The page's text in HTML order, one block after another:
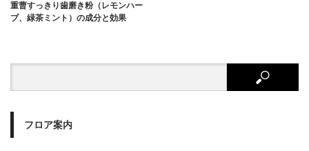
重曹すっきり歯磨き粉（レモンハー
ブ、緑茶ミント）の成分と効果
フロア案内